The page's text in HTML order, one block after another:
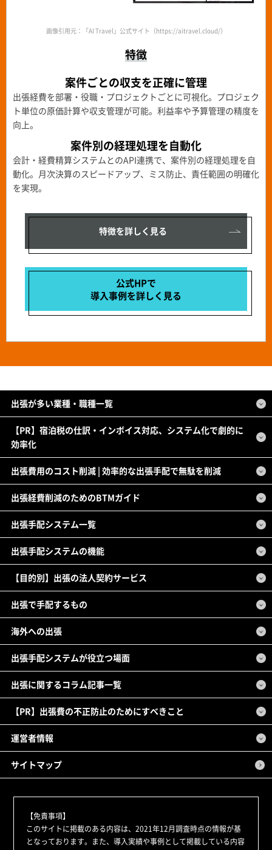
画像引用元：「AI Travel」公式サイト（https://aitravel.cloud/）
特徴
案件ごとの収支を正確に管理
出張経費を部署・役職・プロジェクトごとに可視化。プロジェク
ト単位の原価計算や収支管理が可能。利益率や予算管理の精度を
向上。
案件別の経理処理を自動化
会計・経費精算システムとのAPI連携で、案件別の経理処理を自
動化。月次決算のスピードアップ、ミス防止、責任範囲の明確化
を実現。
特徴を詳しく見る
公式HPで
導入事例を詳しく見る
出張が多い業種・職種一覧
【PR】宿泊税の仕訳・インボイス対応、システム化で劇的に
効率化
出張費用のコスト削減 | 効率的な出張手配で無駄を削減
出張経費削減のためのBTMガイド
出張手配システム一覧
出張手配システムの機能
【目的別】出張の法人契約サービス
出張で手配するもの
海外への出張
出張手配システムが役立つ場面
出張に関するコラム記事一覧
【PR】出張費の不正防止のためにすべきこと
運営者情報
サイトマップ
【免責事項】
このサイトに掲載のある内容は、2021年12月調査時点の情報が基
となっております。また、導入実績や事例として掲載している内容